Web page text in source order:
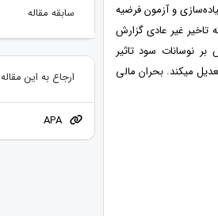
پژوهش از رگرسیون چندمتغیره و نرم‌افزار ایویوز 10 جهت پیاده‌سازی و آزمون فرضیه
غیر عادی گزارش
نوسانات سود تاثیر
میکند. بحران مالی
سابقه مقاله
ارجاع به این مقاله
APA